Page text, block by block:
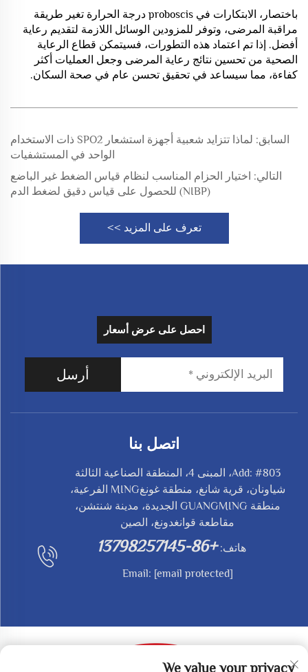
باختصار، الابتكارات في proboscis درجة الحرارة تغير طريقة
مراقبة المرضى، وتوفر للمزودين الوسائل اللازمة لتقديم رعاية
أفضل. إذا تم اعتماد هذه التطورات، فسيتمكن قطاع الرعاية
الصحية من تحسين نتائج رعاية المرضى وجعل العمليات أكثر
كفاءة، مما سيساعد في تحقيق تحسن عام في صحة السكان.
السابق:
لماذا تتزايد شعبية أجهزة استشعار SPO2 ذات الاستخدام
الواحد في المستشفيات
التالي: اختيار الحزام المناسب لنظام قياس الضغط غير الباضع
(NIBP) للحصول على قياس دقيق لضغط الدم
تعرف على المزيد >>
احصل على عرض أسعار
أرسل
اتصل بنا
Add: #803، المبنى 4، المنطقة الصناعية الثالثة
شياونان، قرية شانغ، منطقة غونغMING الفرعية،
منطقة GUANGMING الجديدة، مدينة شنتشن،
مقاطعة قوانغدونغ، الصين
هاتف: +86-13798257145
Email: [email protected]
We value your privacy